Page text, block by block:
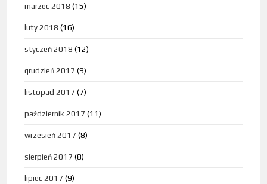
marzec 2018 (15)
luty 2018 (16)
styczeń 2018 (12)
grudzień 2017 (9)
listopad 2017 (7)
październik 2017 (11)
wrzesień 2017 (8)
sierpień 2017 (8)
lipiec 2017 (9)